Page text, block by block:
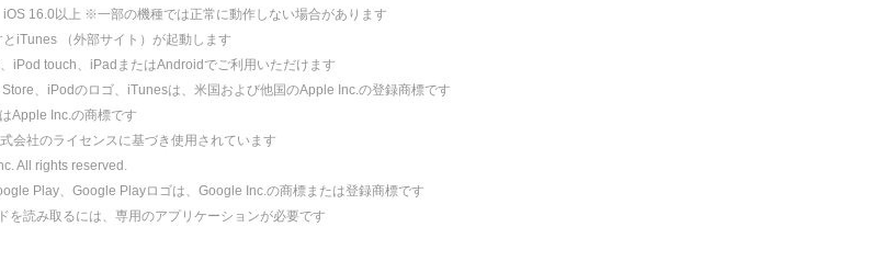
16.0以上 ※一部の機種では正常に動作しない場合があります
とiTunes （外部サイト）が起動します
iPod touch、iPadまたはAndroidでご利用いただけます
、iPodのロゴ、iTunesは、米国および他国のApple Inc.の登録商標です
Apple Inc.の商標です
会社のライセンスに基づき使用されています
All rights reserved.
Play、Google Playロゴは、Google Inc.の商標または登録商標です
を読み取るには、専用のアプリケーションが必要です